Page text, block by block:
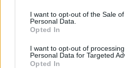
I want to opt-out of the Sale
Personal Data.
Opted In
I want to opt-out of
Personal Data for Targeted
Opted In